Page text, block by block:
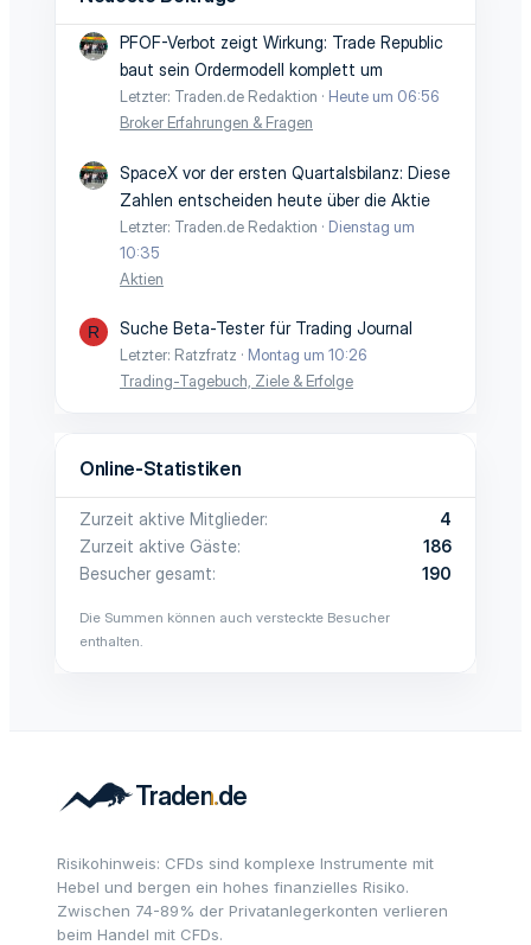
PFOF-Verbot zeigt Wirkung: Trade Republic
baut sein Ordermodell komplett um
Letzter: Traden.de Redaktion
Heute um 06:56
Broker Erfahrungen & Fragen
SpaceX vor der ersten Quartalsbilanz: Diese
Zahlen entscheiden heute über die Aktie
Letzter: Traden.de Redaktion
Dienstag um
10:35
Aktien
R Suche Beta-Tester für Trading Journal
Letzter: Ratzfratz
Montag um 10:26
Trading-Tagebuch, Ziele & Erfolge
Online-Statistiken
Zurzeit aktive Mitglieder
4
Zurzeit aktive Gäste
186
Besucher gesamt
190
Die Summen können auch versteckte Besucher
enthalten.
Risikohinweis: CFDs sind komplexe Instrumente mit
Hebel und bergen ein hohes finanzielles Risiko.
Zwischen 74-89% der Privatanlegerkonten verlieren
beim Handel mit CFDs.